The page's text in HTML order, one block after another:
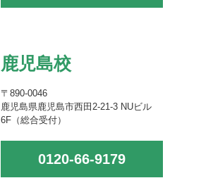
鹿児島校
〒890-0046
鹿児島県鹿児島市西田2-21-3 NUビル
6F（総合受付）
0120-66-9179